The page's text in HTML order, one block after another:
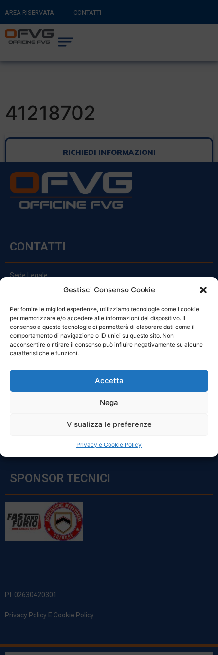
Gestisci Consenso Cookie
Per fornire le migliori esperienze, utilizziamo tecnologie come i cookie
per memorizzare e/o accedere alle informazioni del dispositivo. Il
consenso a queste tecnologie ci permetterà di elaborare dati come il
comportamento di navigazione o ID unici su questo sito. Non
acconsentire o ritirare il consenso può influire negativamente su alcune
caratteristiche e funzioni.
Accetta
Nega
Visualizza le preferenze
Privacy e Cookie Policy
AREA RISERVATA CONTATTI
RITORNA AL SITO PRINCIPALE
CARRELLO
41218702
RICHIEDI INFORMAZIONI
CONTATTI
Sede Legale:
Via Principe Di Udine 144
clienti@officinefvg.it
info@officinefvg.it
posta@officinefvgpec.It
ORARI
Sabato: 8:00 – 12:00
SPONSOR TECNICI
P.I. 02630420301
Privacy Policy E Cookie Policy